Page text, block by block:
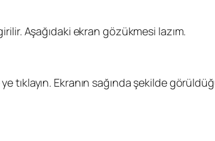
Aşağıdaki ekran gözükmesi lazım.
tıklayın. Ekranın sağında şekilde